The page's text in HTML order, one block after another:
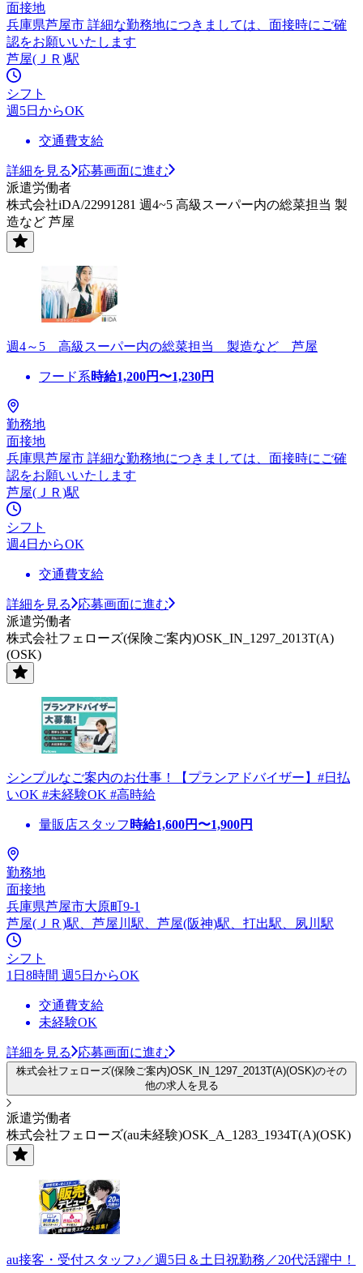
面接地
兵庫県芦屋市 詳細な勤務地につきましては、面接時にご確
認をお願いいたします
芦屋(ＪＲ)駅
シフト
週5日からOK
交通費支給
詳細を見る
応募画面に進む
派遣労働者
株式会社iDA/22991281 週4~5 高級スーパー内の総菜担当 製
造など 芦屋
週4～5 高級スーパー内の総菜担当 製造など 芦屋
フード系時給1,200円〜1,230円
勤務地
面接地
兵庫県芦屋市 詳細な勤務地につきましては、面接時にご確
認をお願いいたします
芦屋(ＪＲ)駅
シフト
週4日からOK
交通費支給
詳細を見る
応募画面に進む
派遣労働者
株式会社フェローズ(保険ご案内)OSK_IN_1297_2013T(A)
(OSK)
シンプルなご案内のお仕事！【プランアドバイザー】#日払
いOK #未経験OK #高時給
量販店スタッフ 時給1,600円〜1,900円
勤務地
面接地
兵庫県芦屋市大原町9-1
芦屋(ＪＲ)駅、芦屋川駅、芦屋(阪神)駅、打出駅、夙川駅
シフト
1日8時間 週5日からOK
交通費支給
未経験OK
詳細を見る 応募画面に進む
株式会社フェローズ(保険ご案内)OSK_IN_1297_2013T(A)(OSK)のその
他の求人を見る
派遣労働者
株式会社フェローズ(au未経験)OSK_A_1283_1934T(A)(OSK)
au接客・受付スタッフ♪／週5日＆土日祝勤務／20代活躍中！